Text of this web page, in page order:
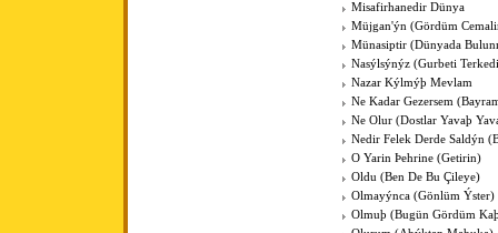
Misafirhanedir Dünya
Müjgan'ýn (Gördüm
Münasiptir (Dünyada
Nasýlsýnýz (Gurbeti
Nazar Kýlmýþ Mevlam
Ne Kadar Gezersem
Ne Olur (Dostlar Yavaþ
Nedir Felek Derde Saldýn
O Yarin Þehrine (Getirin)
Oldu (Ben De Bu Çileye)
Olmayýnca (Gönlüm Ýster)
Olmuþ (Bugün Gördüm